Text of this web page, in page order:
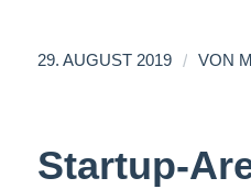
29. AUGUST 2019 / VON
Startup-